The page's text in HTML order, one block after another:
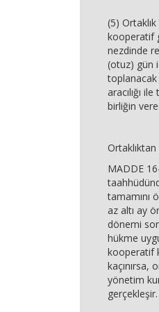
(5)
kooperatif
nezdinde
(otuz) gün
aracılığı
birliğin
Ortaklıktan
MADDE
tamamını
az altı ay
dönemi
hükme
kooperatif
kaçınırsa,
yönetim
gerçekleşir.